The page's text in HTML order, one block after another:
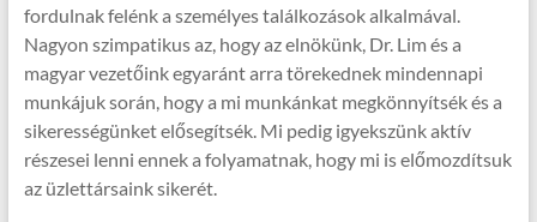
fordulnak felénk a személyes találkozások alkalmával.
Nagyon szimpatikus az, hogy az elnökünk, Dr. Lim és a
magyar vezetőink egyaránt arra törekednek mindennapi
munkájuk során, hogy a mi munkánkat megkönnyítsék és a
sikerességünket elősegítsék. Mi pedig igyekszünk aktív
részesei lenni ennek a folyamatnak, hogy mi is előmozdítsuk
az üzlettársaink sikerét.